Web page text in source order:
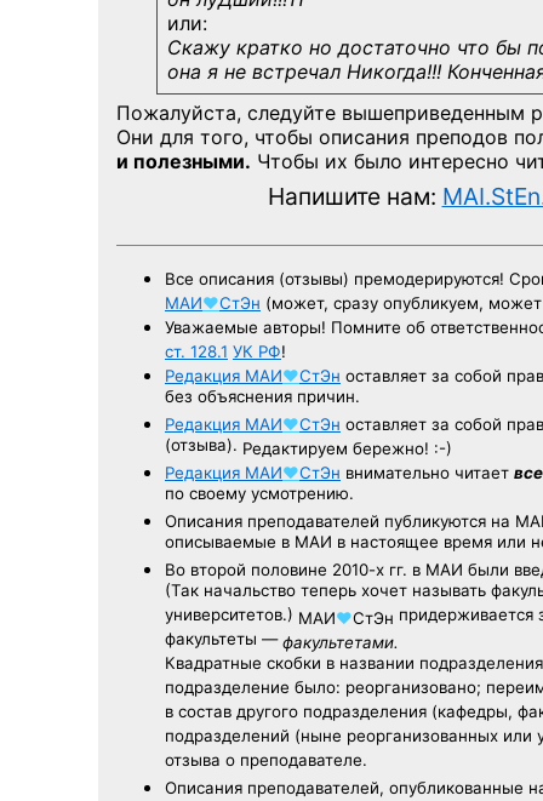
или:
Скажу кратко но достаточно что бы
она я не встречал Никогда!!!
Пожалуйста, следуйте вышеприведенным
Они для того, чтобы описания преподов
и полезными. Чтобы их было интересно
Напишите нам:
Все описания (отзывы) премодерируются!
МАИ♥СтЭн (может, сразу опубликуем,
Уважаемые авторы! Помните об
ст. 128.1 УК РФ!
Редакция МАИ♥СтЭн оставляет за собой
без объяснения причин.
Редакция МАИ♥СтЭн оставляет за собой
(отзыва). Редактируем бережно! :-)
Редакция МАИ♥СтЭн внимательно читает все
по своему усмотрению.
Описания преподавателей публикуются на
описываемые в МАИ в настоящее время или
Во второй половине 2010-х гг. в МАИ были
(Так начальство теперь хочет называть
университетов.) МАИ♥СтЭн придерживается
факультеты —факультетами.
Квадратные скобки в названии
подразделение было: реорганизовано;
в состав другого подразделения (кафедры,
подразделений (ныне реорганизованных
отзыва о преподавателе.
Описания преподавателей, опубликованные